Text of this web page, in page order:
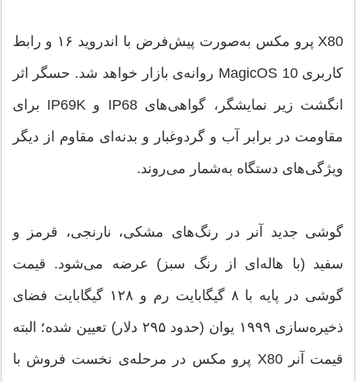
X80 پرو مکس به‌صورت پیش‌فرض با اندروید ۱۶ و رابط
کاربری MagicOS 10 روانه‌ی بازار خواهد شد. حسگر اثر
انگشت زیر نمایشگر، گواهی‌های IP68 و IP69K برای
مقاومت در برابر آب و گردوغبار و بدنه‌ای مقاوم از دیگر
ویژگی‌های دستگاه به‌شمار می‌روند.
گوشی جدید آنر در رنگ‌های مشکی، نارنجی، قرمز و
سفید (با هاله‌ای از رنگ سبز) عرضه می‌شود. قیمت
گوشی در پایه با ۸ گیگابایت رم و ۱۲۸ گیگابایت فضای
ذخیره‌سازی ۱۹۹۹ یوان (حدود ۲۹۵ دلار) تعیین شده؛ البته
قیمت آنر X80 پرو مکس در مرحله‌ی نخست فروش با